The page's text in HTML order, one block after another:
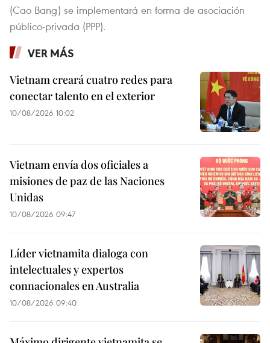
(Cao Bang) se implementará en forma de asociación
público-privada (PPP).
VER MÁS
Vietnam creará cuatro redes para
conectar talento en el exterior
10/08/2026 10:02
Vietnam envía dos oficiales a
misiones de paz de las Naciones
Unidas
10/08/2026 09:47
Líder vietnamita dialoga con
intelectuales y expertos
connacionales en Australia
10/08/2026 09:40